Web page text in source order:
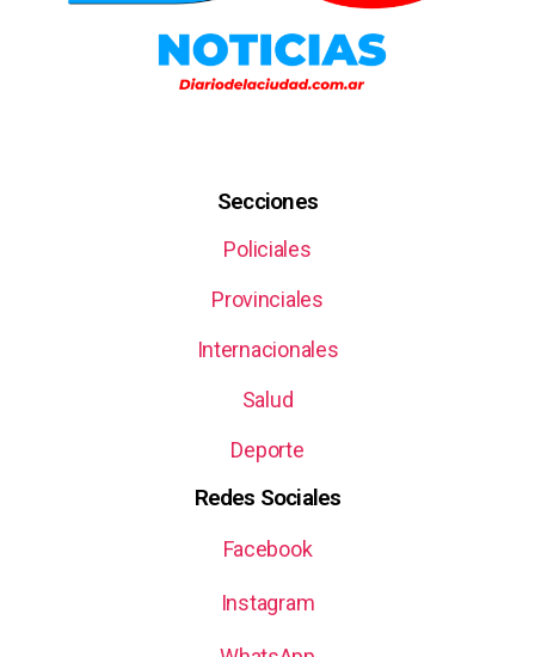
Secciones
Policiales
Provinciales
Internacionales
Salud
Deporte
Redes Sociales
Facebook
Instagram